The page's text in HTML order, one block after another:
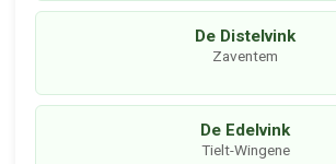
De Distelvink
Zaventem
De Edelvink
Tielt-Wingene